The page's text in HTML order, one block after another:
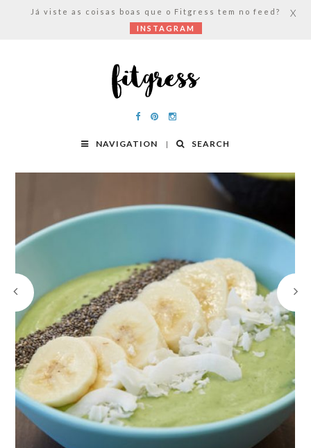
NAVIGATION SEARCH
Já viste as coisas boas que o Fitgress tem no feed?
INSTAGRAM
X